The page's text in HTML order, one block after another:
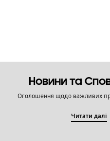
Новини та
Оголошення щодо важливих
Читати далі